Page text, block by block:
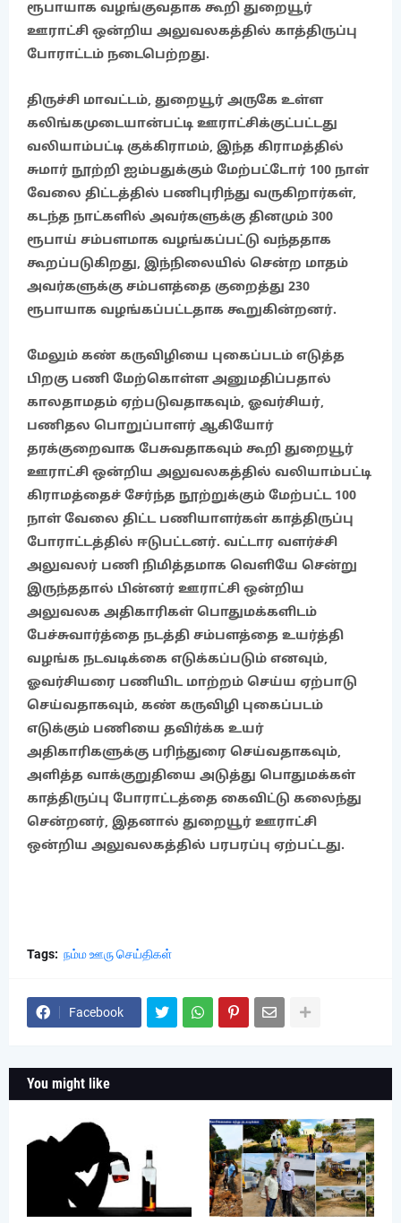
ரூபாயாக வழங்குவதாக கூறி துறையூர்
ஊராட்சி ஒன்றிய அலுவலகத்தில் காத்திருப்பு
போராட்டம் நடைபெற்றது.
திருச்சி மாவட்டம், துறையூர் அருகே உள்ள
கலிங்கமுடையான்பட்டி ஊராட்சிக்குட்பட்டது
வலியாம்பட்டி குக்கிராமம், இந்த கிராமத்தில்
சுமார் நூற்றி ஐம்பதுக்கும் மேற்பட்டோர் 100 நாள்
வேலை திட்டத்தில் பணிபுரிந்து வருகிறார்கள்,
கடந்த நாட்களில் அவர்களுக்கு தினமும் 300
ரூபாய் சம்பளமாக வழங்கப்பட்டு வந்ததாக
கூறப்படுகிறது, இந்நிலையில் சென்ற மாதம்
அவர்களுக்கு சம்பளத்தை குறைத்து 230
ரூபாயாக வழங்கப்பட்டதாக கூறுகின்றனர்.
மேலும் கண் கருவிழியை புகைப்படம் எடுத்த
பிறகு பணி மேற்கொள்ளஅனுமதிப்பதால்
காலதாமதம் ஏற்படுவதாகவும், ஓவர்சியர்,
பணிதல பொறுப்பாளர் ஆகியோர்
தரக்குறைவாக பேசுவதாகவும் கூறி துறையூர்
ஊராட்சி ஒன்றிய அலுவலகத்தில் வலியாம்பட்டி
கிராமத்தைச் சேர்ந்த நூற்றுக்கும் மேற்பட்ட 100
நாள் வேலை திட்ட பணியாளர்கள் காத்திருப்பு
போராட்டத்தில் ஈடுபட்டனர். வட்டார வளர்ச்சி
அலுவலர் பணி நிமித்தமாக வெளியே சென்று
இருந்ததால் பின்னர் ஊராட்சி ஒன்றிய
அலுவலக அதிகாரிகள் பொதுமக்களிடம்
பேச்சுவார்த்தை நடத்தி சம்பளத்தை உயர்த்தி
வழங்க நடவடிக்கை எடுக்கப்படும் எனவும்,
ஓவர்சியரை பணியிட மாற்றம் செய்ய ஏற்பாடு
செய்வதாகவும், கண் கருவிழி புகைப்படம்
எடுக்கும் பணியை தவிர்க்க உயர்
அதிகாரிகளுக்கு பரிந்துரை செய்வதாகவும்,
அளித்த வாக்குறுதியை அடுத்து பொதுமக்கள்
காத்திருப்பு போராட்டத்தை கைவிட்டு கலைந்து
சென்றனர், இதனால் துறையூர் ஊராட்சி
ஒன்றிய அலுவலகத்தில் பரபரப்பு ஏற்பட்டது.
Tags: நம்ம ஊரு செய்திகள்
Facebook
You might like